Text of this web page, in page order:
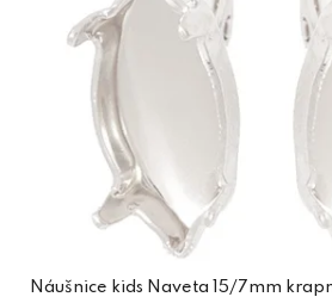
Náušnice kids Naveta 15/7mm